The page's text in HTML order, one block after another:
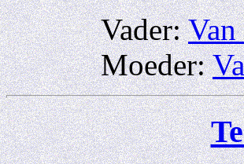
Vader:
Moeder: